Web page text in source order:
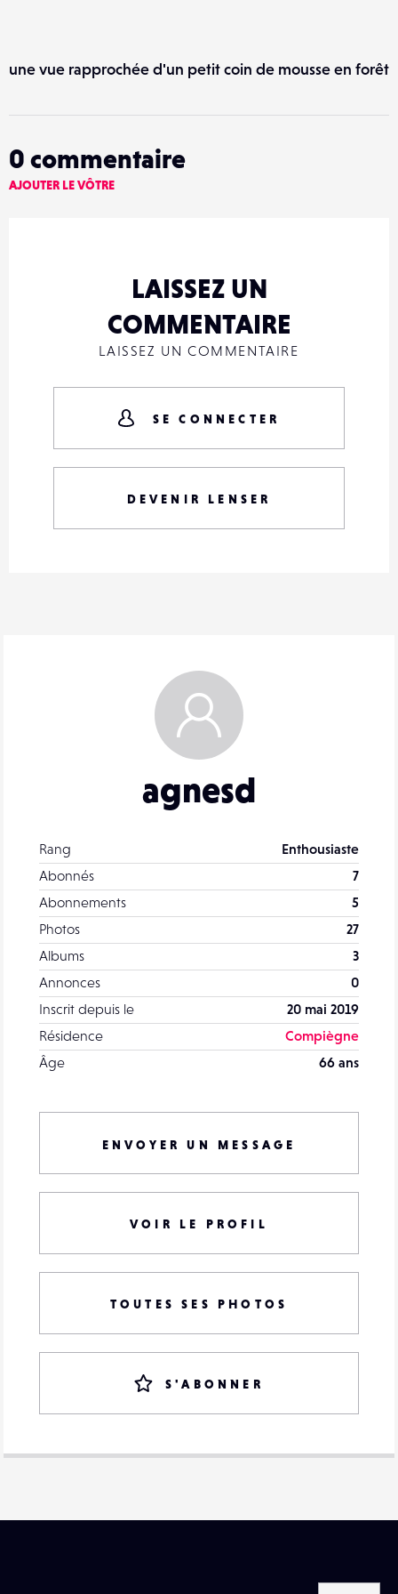
agnesd
Rang
Enthousiaste
Abonnés
7
Abonnements
5
Photos
27
Albums
3
Annonces
0
Inscrit depuis le
20 mai 2019
Résidence
Compiègne
Âge
66 ans
ENVOYER UN MESSAGE
VOIR LE PROFIL
TOUTES SES PHOTOS
S'ABONNER
une vue rapprochée d'un petit coin de mousse en forêt
0 commentaire
AJOUTER LE VÔTRE
LAISSEZ UN
COMMENTAIRE
LAISSEZ UN COMMENTAIRE
SE CONNECTER
DEVENIR LENSER